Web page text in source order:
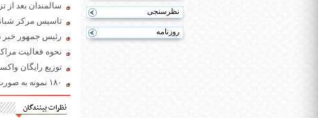
نظرسنجی
روزنامه
سالمندان بعد از
تاسیس مرکز
رئیس جمهور خبر
نحوه فعالیت
توزیع رایگان
۱۸۰ نمونه به صورت فعال از مراکز توان‌بخشی اهواز انجام شد
نظرات بینندگان